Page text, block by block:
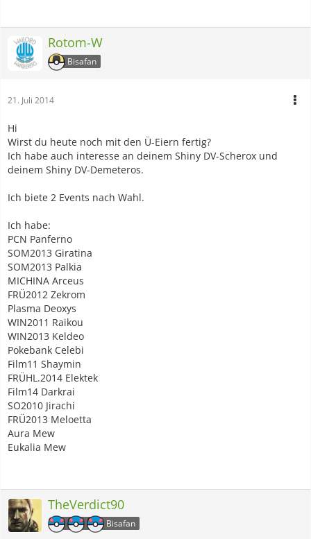
Rotom-W
Bisafan
21. Juli 2014
Hi
Wirst du heute noch mit den Ü-Eiern fertig?
Ich habe auch interesse an deinem Shiny DV-Scherox und
deinem Shiny DV-Demeteros.
Ich biete 2 Events nach Wahl.
Ich habe:
PCN Panferno
SOM2013 Giratina
SOM2013 Palkia
MICHINA Arceus
FRÜ2012 Zekrom
Plasma Deoxys
WIN2011 Raikou
WIN2013 Keldeo
Pokebank Celebi
Film11 Shaymin
FRÜHL.2014 Elektek
Film14 Darkrai
SO2010 Jirachi
FRÜ2013 Meloetta
Aura Mew
Eukalia Mew
TheVerdict90
Bisafan